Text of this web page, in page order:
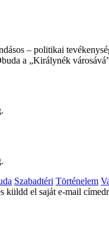
– politikai
a „Királynék
Szabadtéri Történelem
küldd el saját e-mail